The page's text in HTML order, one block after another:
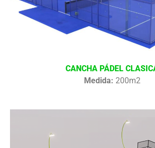
CANCHA PÁDEL
Medida: 200m2